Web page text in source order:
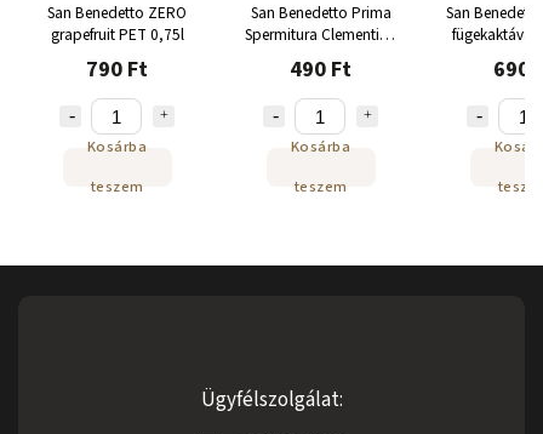
San Benedetto ZERO
grapefruit PET 0,75l
790 Ft
Kosárba
teszem
San Benedetto Prima
Spermitura Clementina
0,33l
490 Ft
Kosárba
teszem
San
fügekaktával
ml
690
Ügyfélszolgálat: